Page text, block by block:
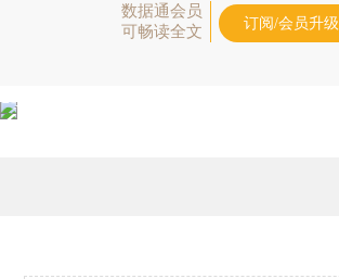
数据通会员
可畅读全文
订阅/会员升级